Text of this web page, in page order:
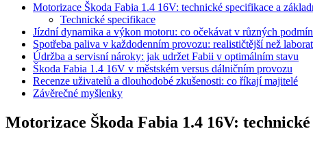
Motorizace Škoda Fabia 1.4 16V: technické specifikace a
Technické specifikace
Jízdní dynamika a výkon motoru: co očekávat v různých
Spotřeba paliva v každodenním provozu: realističtější než
Údržba a servisní nároky: jak udržet Fabii v optimálním stavu
Škoda Fabia 1.4 16V v městském versus dálničním provozu
Recenze uživatelů a dlouhodobé zkušenosti: co říkají majitelé
Závěrečné myšlenky
Motorizace Škoda Fabia 1.4 16V: